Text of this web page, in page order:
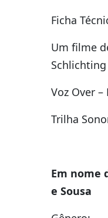
Ficha
Um filme
Schlichting
Voz Over
Trilha
Em nome
e Sousa